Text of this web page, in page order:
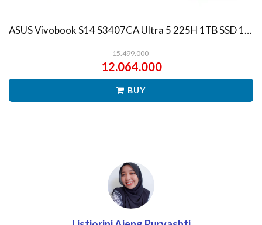
ASUS Vivobook S14 S3407CA Ultra 5 225H 1TB SSD 16GB WUXGA IPS Win11+OHS
15.499.000
12.064.000
BUY